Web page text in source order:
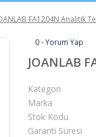
FA1204N Analitik
0 - Yorum Yap
JOANLAB
Kategori
Marka
Stok Kodu
Garanti Süresi